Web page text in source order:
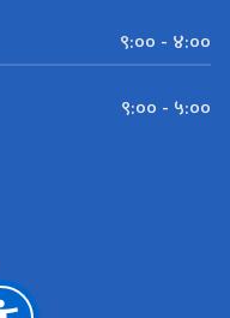
९:०० - ४:००
९:०० - ५:००